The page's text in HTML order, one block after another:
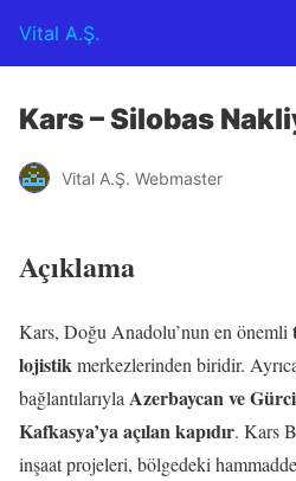
Vital A.Ş.
Kars – Silobas
Vital A.Ş. Webmaster
Açıklama
Kars, Doğu Anadolu’nun en önemli
lojistikmerkezlerinden biridir.
bağlantılarıyla Azerbaycan ve
Kafkasya’ya açılan kapıdır. Kars
inşaat projeleri, bölgedeki